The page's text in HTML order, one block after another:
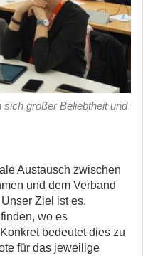
großer Beliebtheit und
Austausch zwischen
und dem Verband
Ziel ist es,
wo es
bedeutet dies zu
für das jeweilige